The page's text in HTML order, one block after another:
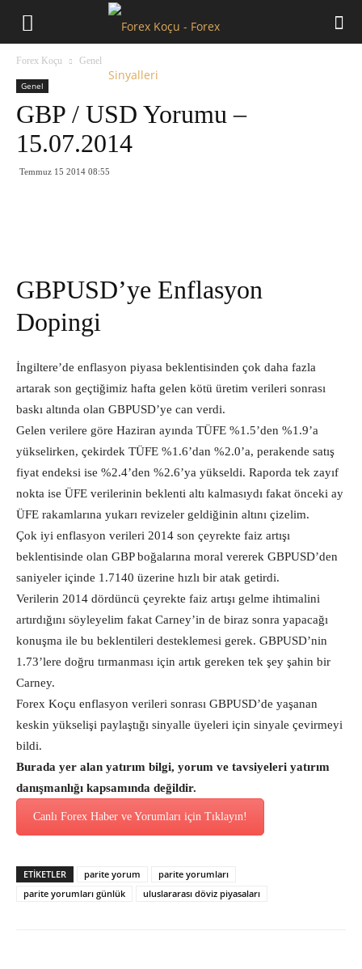
Forex Koçu Genel
Genel
GBP / USD Yorumu –
15.07.2014
Temmuz 15 2014 08:55
GBPUSD’ye Enflasyon
Dopingi
İngiltere’de enflasyon piyasa beklentisinden çok daha fazla
artarak son geçtiğimiz hafta gelen kötü üretim verileri sonrası
baskı altında olan GBPUSD’ye can verdi.
Gelen verilere göre Haziran ayında TÜFE %1.5’den %1.9’a
yükselirken, çekirdek TÜFE %1.6’dan %2.0’a, perakende satış
fiyat endeksi ise %2.4’den %2.6’ya yükseldi. Raporda tek zayıf
nokta ise ÜFE verilerinin beklenti altı kalmasıydı fakat önceki ay
ÜFE rakamlarına yukarı revizeler geldiğinin altını çizelim.
Çok iyi enflasyon verileri 2014 son çeyrekte faiz artışı
beklentisinde olan GBP boğalarına moral vererek GBPUSD’den
saniyeler içinde 1.7140 üzerine hızlı bir atak getirdi.
Verilerin 2014 dördüncü çeyrekte faiz artışı gelme ihtimalini
artırdığını söyleyelim fakat Carney’in de biraz sonra yapacağı
konuşma ile bu beklentileri desteklemesi gerek. GBPUSD’nin
1.73’lere doğru tırmanması için artık gereken tek şey şahin bir
Carney.
Forex Koçu enflasyon verileri sonrası GBPUSD’de yaşanan
keskin yükselişi paylaştığı sinyalle üyeleri için sinyale çevirmeyi
bildi.
Burada yer alan yatırım bilgi, yorum ve tavsiyeleri yatırım
danışmanlığı kapsamında değildir.
Canlı Forex Haber ve Yorumları için Tıklayın!
ETİKETLER parite yorum
parite yorumları
parite yorumları günlük
uluslararası döviz piyasaları